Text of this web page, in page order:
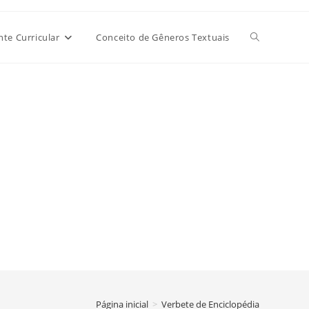
Curricular Conceito de Gêneros Textuais Alternar
Página inicial > Verbete de Enciclopédia